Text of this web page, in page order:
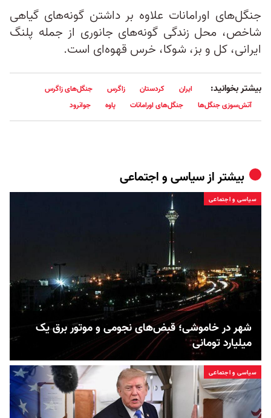
جنگل‌های اورامانات علاوه بر داشتن گونه‌های گیاهی
شاخص، محل زندگی گونه‌های جانوری از جمله پلنگ
ایرانی، کل و بز، شوکا، خرس قهوه‌ای است.
بیشتر بخوانید: ایران کردستان زاگرس
جنگل‌های زاگرس
آتش‌سوزی جنگل‌ها
جنگل‌های اورامانات پاوه جوانرود
بیشتر ازسیاسی و اجتماعی
سیاسی و اجتماعی
شهر در خاموشی؛ قبض‌های نجومی و موتور برق یک
میلیارد تومانی
سیاسی و اجتماعی